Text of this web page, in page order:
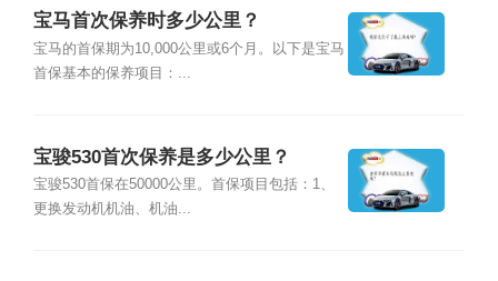
宝马首次保养时多少公里？
宝马的首保期为10,000公里或6个月。以下是宝马
首保基本的保养项目：...
宝骏530首次保养是多少公里？
宝骏530首保在50000公里。首保项目包括：1、
更换发动机机油、机油...